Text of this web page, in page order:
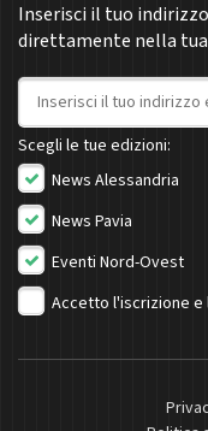
Inserisci il tuo
direttamente nella
Indirizzo email
Scegli le tue edizioni:
News Alessandria
News Pavia
Eventi Nord-Ovest
Accetto l'iscrizione e